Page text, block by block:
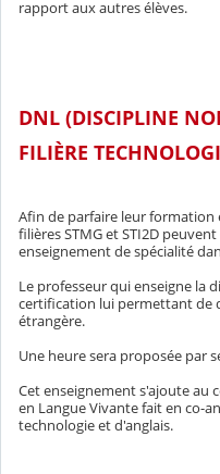
rapport aux autres élèves.
DNL (DISCIPLINE
FILIÈRE
Afin de parfaire leur formation
filières STMG et STI2D
enseignement de spécialité
Le professeur qui enseigne la
certification lui permettant de
étrangère.
Une heure sera proposée par
Cet enseignement s'ajoute au
en Langue Vivante fait en co-
technologie et d'anglais.